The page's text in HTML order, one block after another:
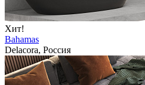
Хит!
Bahamas
Delacora, Россия